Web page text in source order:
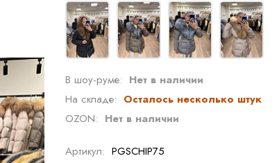
В шоу-руме: Нет в наличии
На складе: Осталось несколько штук
OZON: Нет в наличии
Артикул: PGSCHIP75